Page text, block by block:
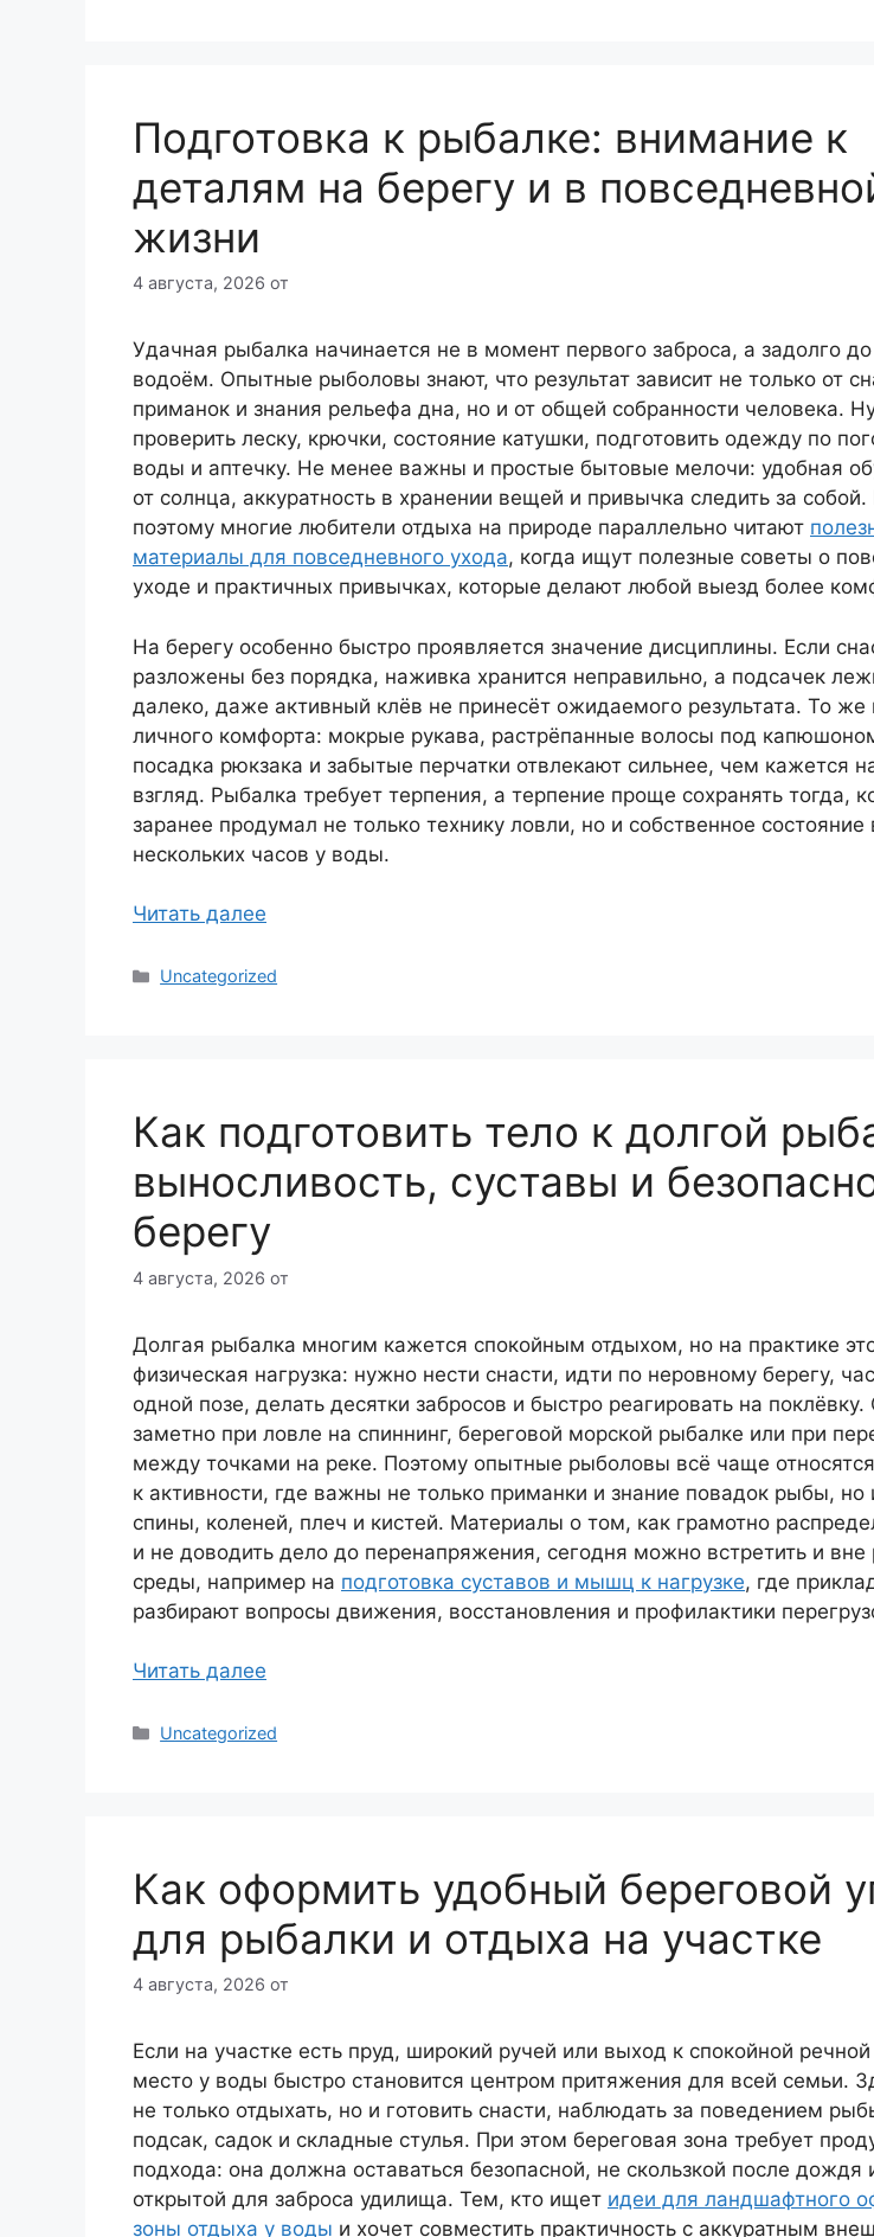
Подготовка к рыбалке: внимание к
деталям на берегу и в
жизни
4 августа, 2026 от
Удачная рыбалка начинается не в момент первого заброса, а задолго
водоём. Опытные рыболовы знают, что результат зависит не только от
приманок и знания рельефа дна, но и от общей собранности человека.
проверить леску, крючки, состояние катушки, подготовить одежду по
воды и аптечку. Не менее важны и простые бытовые мелочи: удобная
от солнца, аккуратность в хранении вещей и привычка следить за
поэтому многие любители отдыха на природе параллельно читают
материалы для повседневного ухода, когда ищут полезные советы о
уходе и практичных привычках, которые делают любой выезд более
На берегу особенно быстро проявляется значение дисциплины. Если
разложены без порядка, наживка хранится неправильно, а подсачек
далеко, даже активный клёв не принесёт ожидаемого результата. То же
личного комфорта: мокрые рукава, растрёпанные волосы под
посадка рюкзака и забытые перчатки отвлекают сильнее, чем кажется
взгляд. Рыбалка требует терпения, а терпение проще сохранять тогда,
заранее продумал не только технику ловли, но и собственное состояние
нескольких часов у воды.
Читать далее
Рубрики
Uncategorized
Как подготовить тело к долгой
выносливость, суставы и
берегу
4 августа, 2026 от
Долгая рыбалка многим кажется спокойным отдыхом, но на практике
физическая нагрузка: нужно нести снасти, идти по неровному берегу,
одной позе, делать десятки забросов и быстро реагировать на поклёвку.
заметно при ловле на спиннинг, береговой морской рыбалке или при
между точками на реке. Поэтому опытные рыболовы всё чаще
к активности, где важны не только приманки и знание повадок рыбы, но
спины, коленей, плеч и кистей. Материалы о том, как грамотно
и не доводить дело до перенапряжения, сегодня можно встретить и вне
среды, например на подготовка суставов и мышц к нагрузке, где
разбирают вопросы движения, восстановления и профилактики
Читать далее
Рубрики
Uncategorized
Как оформить удобный береговой
для рыбалки и отдыха на участке
4 августа, 2026 от
Если на участке есть пруд, широкий ручей или выход к спокойной
место у воды быстро становится центром притяжения для всей семьи.
не только отдыхать, но и готовить снасти, наблюдать за поведением
подсак, садок и складные стулья. При этом береговая зона требует
подхода: она должна оставаться безопасной, не скользкой после дождя
открытой для заброса удилища. Тем, кто ищет идеи для ландшафтного
зоны отдыха у воды и хочет совместить практичность с аккуратным